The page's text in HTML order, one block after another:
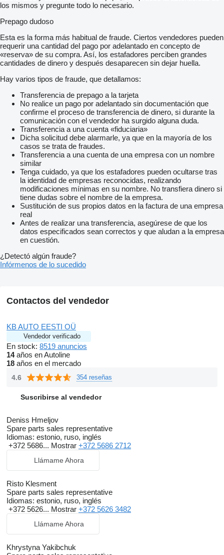
los mismos y pregunte todo lo necesario.
Prepago dudoso
Esta es la forma más habitual de fraude. Ciertos vendedores pueden
requerir una cantidad del pago por adelantado en concepto de
«reserva» de su compra. Así, los estafadores perciben grandes
cantidades de dinero y después desaparecen sin dejar huella.
Hay varios tipos de fraude, que detallamos:
Transferencia de prepago a la tarjeta
No realice un pago por adelantado sin documentación que
confirme el proceso de transferencia de dinero, si durante la
comunicación con el vendedor ha surgido alguna duda.
Transferencia a una cuenta «fiduciaria»
Dicha solicitud debe alarmarle, ya que en la mayoría de los
casos se trata de fraudes.
Transferencia a una cuenta de una empresa con un nombre
similar
Tenga cuidado, ya que los estafadores pueden ocultarse tras
la identidad de empresas reconocidas, realizando
modificaciones mínimas en su nombre. No transfiera dinero si
tiene dudas sobre el nombre de la empresa.
Sustitución de sus propios datos en la factura de una empresa
real
Antes de realizar una transferencia, asegúrese de que los
datos especificados sean correctos y que aludan a la empresa
en cuestión.
¿Detectó algún fraude?
Infórmenos de lo sucedido
Contactos del vendedor
KB AUTO EESTI OÜ
Vendedor verificado
En stock: 8519 anuncios
14años en Autoline
18 años en el mercado
4.6 354 reseñas
Suscribirse al vendedor
Deniss Hmeljov
Spare parts sales representative
Idiomas: estonio, ruso, inglés
+372 5686... Mostrar +372 5686 2712
Llámame Ahora
Risto Klesment
Spare parts sales representative
Idiomas: estonio, ruso, inglés
+372 5626... Mostrar +372 5626 3482
Llámame Ahora
Khrystyna Yakibchuk